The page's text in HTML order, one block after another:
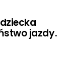
jazdy.